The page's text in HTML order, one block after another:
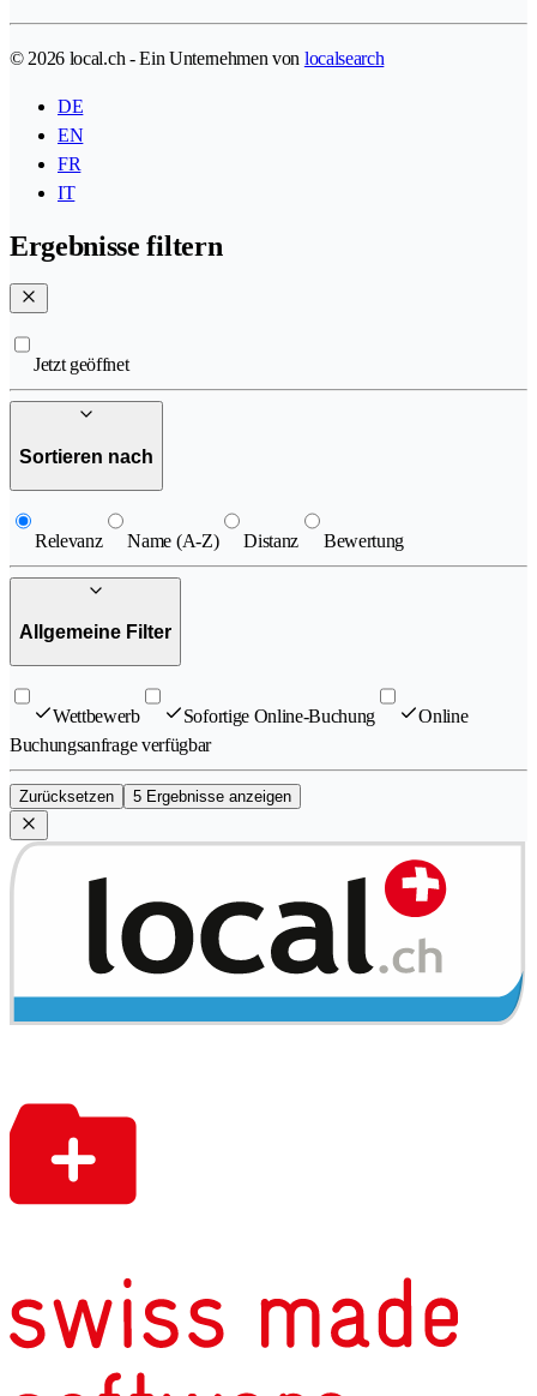
© 2026 local.ch - Ein Unternehmen von localsearch
DE
EN
FR
IT
Ergebnisse filtern
Jetzt geöffnet
Sortieren nach
Relevanz Name (A-Z) Distanz Bewertung
Allgemeine Filter
Wettbewerb Sofortige Online-Buchung
Online
Buchungsanfrage verfügbar
Zurücksetzen 5 Ergebnisse anzeigen